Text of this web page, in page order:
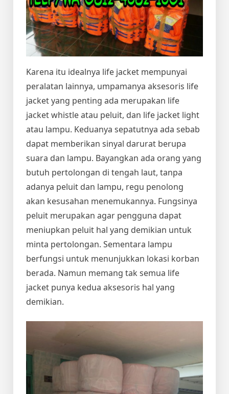
Karena itu idealnya life jacket mempunyai
peralatan lainnya, umpamanya aksesoris life
jacket yang penting ada merupakan life
jacket whistle atau peluit, dan life jacket light
atau lampu. Keduanya sepatutnya ada sebab
dapat memberikan sinyal darurat berupa
suara dan lampu. Bayangkan ada orang yang
butuh pertolongan di tengah laut, tanpa
adanya peluit dan lampu, regu penolong
akan kesusahan menemukannya. Fungsinya
peluit merupakan agar pengguna dapat
meniupkan peluit hal yang demikian untuk
minta pertolongan. Sementara lampu
berfungsi untuk menunjukkan lokasi korban
berada. Namun memang tak semua life
jacket punya kedua aksesoris hal yang
demikian.